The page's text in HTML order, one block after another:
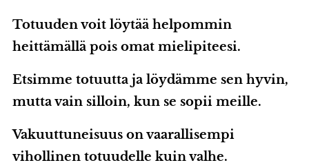
Totuuden voit löytää helpommin
heittämällä pois omat mielipiteesi.
Etsimme totuutta ja löydämme sen hyvin,
mutta vain silloin, kun se sopii meille.
Vakuuttuneisuus on vaarallisempi
vihollinen totuudelle kuin valhe.